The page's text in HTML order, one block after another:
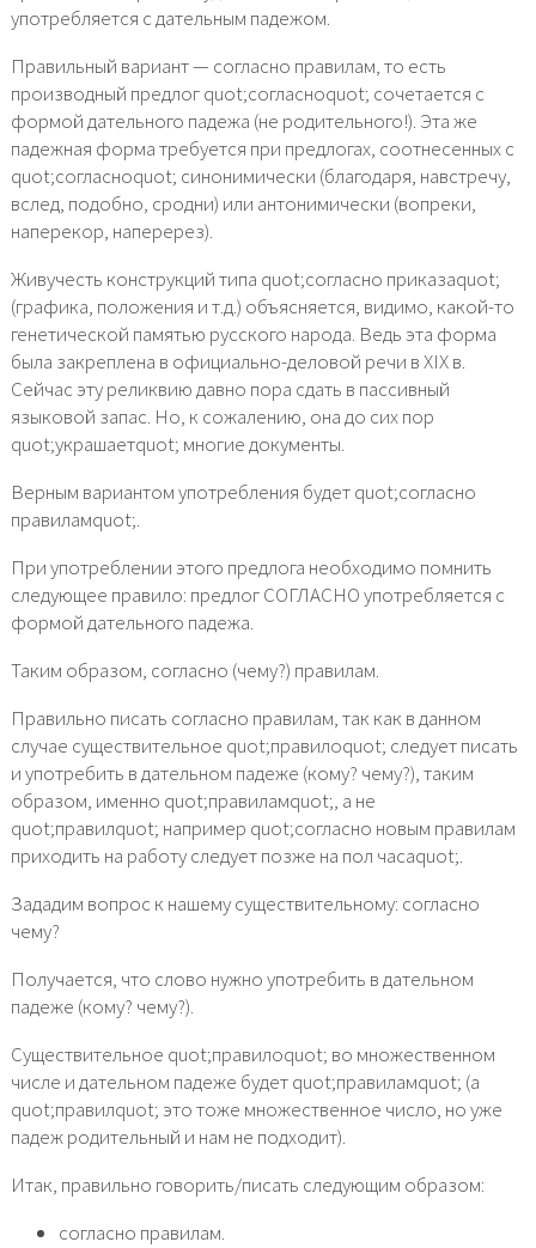
употребляется с дательным падежом.
Правильный вариант — согласно правилам, то есть
производный предлог quot;согласноquot; сочетается с
формой дательного падежа (не родительного!). Эта же
падежная форма требуется при предлогах, соотнесенных с
quot;согласноquot; синонимически (благодаря, навстречу,
вслед, подобно, сродни) или антонимически (вопреки,
наперекор, наперерез).
Живучесть конструкций типа quot;согласно приказаquot;
(графика, положения и т.д.) объясняется, видимо, какой-то
генетической памятью русского народа. Ведь эта форма
была закреплена в официально-деловой речи в XIX в.
Сейчас эту реликвию давно пора сдать в пассивный
языковой запас. Но, к сожалению, она до сих пор
quot;украшаетquot; многие документы.
Верным вариантом употребления будет quot;согласно
правиламquot;.
При употреблении этого предлога необходимо помнить
следующее правило: предлог СОГЛАСНО употребляется с
формой дательного падежа.
Таким образом, согласно (чему?) правилам.
Правильно писать согласно правилам, так как в данном
случае существительное quot;правилоquot; следует писать
и употребить в дательном падеже (кому? чему?), таким
образом, именно quot;правиламquot;, а не
quot;правилquot; например quot;согласно новым правилам
приходить на работу следует позже на пол часаquot;.
Зададим вопрос к нашему существительному: согласно
чему?
Получается, что слово нужно употребить в дательном
падеже (кому? чему?).
Существительное quot;правилоquot; во множественном
числе и дательном падеже будет quot;правиламquot; (а
quot;правилquot; это тоже множественное число, но уже
падеж родительный и нам не подходит).
Итак, правильно говорить/писать следующим образом:
согласно правилам.